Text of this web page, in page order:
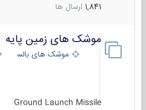
1,841 ارسال ها
موشک های زمین پایه
موشک های بالستیک
Ground Launch Missile